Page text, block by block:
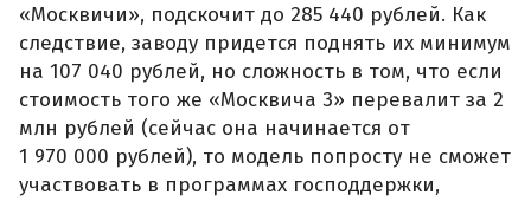
«Москвичи», подскочит до 285 440 рублей. Как
следствие, заводу придется поднять их минимум
на 107 040 рублей, но сложность в том, что если
стоимость того же «Москвича 3» перевалит за 2
млн рублей (сейчас она начинается от
1 970 000 рублей), то модель попросту не сможет
участвовать в программах господдержки,